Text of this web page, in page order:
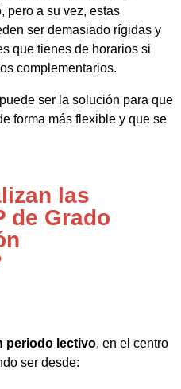
pero a su vez, estas
ser demasiado rígidas y
que tienes de horarios si
complementarios.
ser la solución para que
forma más flexible y que se
las
de Grado
periodo lectivo, en el centro
ser desde: